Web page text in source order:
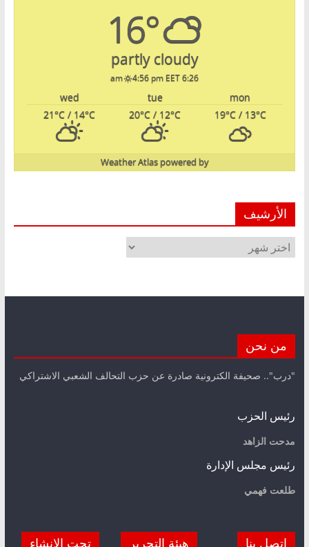
16°
partly cloudy
6:26 am
4:56 pm EET
mon
tue
wed
19°C/ 13°C
20°C / 12°C
21°C / 14°C
powered by
Weather Atlas
الأرشيف
الأرشيف
من نحن
"درب".. صحيفة الكترونية صادرة عن حزب التحالف الشعبي الاشتراكي
رئيس الحزب
مدحت الزاهد
رئيس مجلس الإدارة
طلعت فهمي
اتصل بنا هيئة التحرير تحت الانشاء